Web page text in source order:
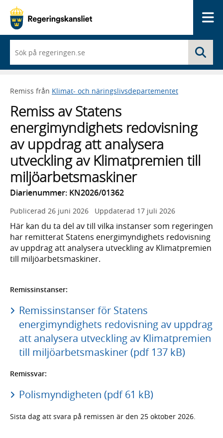
du
börjar
skriva
framträder
lista
med
sökförslag
Remiss från Klimat- och näringslivsdepartementet
Remiss av Statens
energimyndighets redovisning
av uppdrag att analysera
utveckling av Klimatpremien till
miljöarbetsmaskiner
Diarienummer: KN2026/01362
Publicerad 26 juni 2026 Uppdaterad 17 juli 2026
Här kan du ta del av till vilka instanser som regeringen
har remitterat Statens energimyndighets redovisning
av uppdrag att analysera utveckling av Klimatpremien
till miljöarbetsmaskiner.
Remissinstanser:
Remissinstanser för Statens
energimyndighets redovisning av uppdrag
att analysera utveckling av Klimatpremien
till miljöarbetsmaskiner (pdf 137 kB)
Remissvar:
Polismyndigheten (pdf 61 kB)
Sista dag att svara på remissen är den 25 oktober 2026.